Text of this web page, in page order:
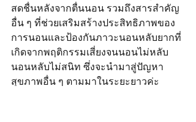
สดชื่นหลังจากตื่นนอน รวมถึงสารสำคัญ
อื่น ๆ ที่ช่วยเสริมสร้างประสิทธิภาพของ
การนอนและป้องกันภาวะนอนหลับยากที่
เกิดจากพฤติกรรมเสี่ยงจนนอนไม่หลับ
นอนหลับไม่สนิท ซึ่งจะนำมาสู่ปัญหา
สุขภาพอื่น ๆ ตามมาในระยะยาวค่ะ